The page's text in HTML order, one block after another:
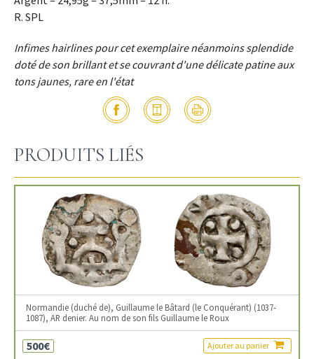
R. SPL
Infimes hairlines pour cet exemplaire néanmoins splendide
doté de son brillant et se couvrant d'une délicate patine aux
tons jaunes, rare en l'état
PRODUITS LIÉS
Normandie (duché de), Guillaume le Bâtard (le Conquérant) (1037-
1087), AR denier. Au nom de son fils Guillaume le Roux
500€ Ajouter au panier